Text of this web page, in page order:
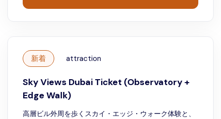
新着 attraction
Sky Views Dubai Ticket (Observatory +
Edge Walk)
高層ビル外周を歩くスカイ・エッジ・ウォーク体験と、